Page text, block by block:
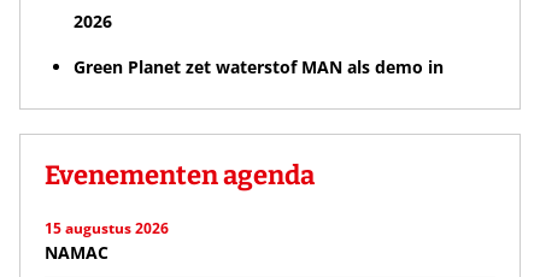
2026
Green Planet zet waterstof MAN als demo in
Evenementen agenda
15 augustus 2026
NAMAC